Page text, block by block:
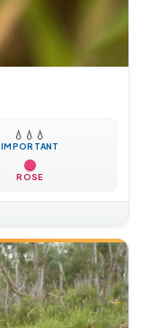
💧 💧 💧
IMPORTANT
ROSE